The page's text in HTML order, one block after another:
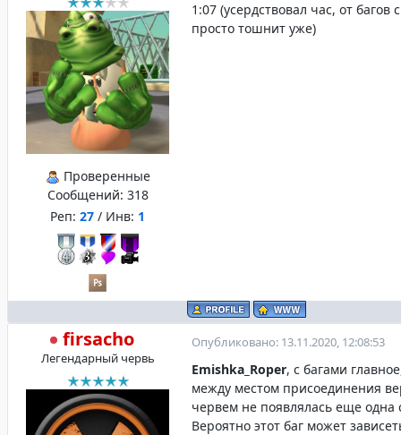
Проверенные
Сообщений: 318
Реп: 27 / Инв: 1
1:07 (усердствовал час, от багов
просто тошнит уже)
firsacho
Легендарный червь
Опубликовано: 13.11.2020, 12:08:53
Emishka_Roper, с багами
между местом присоединения
червем не появлялась еще одна
Вероятно этот баг может